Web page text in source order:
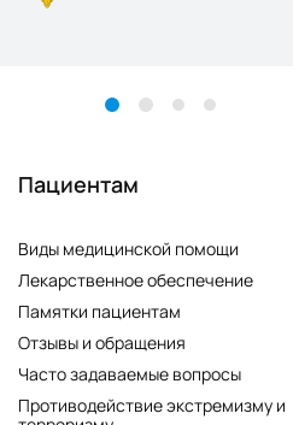
Пациентам
Виды медицинской помощи
Лекарственное обеспечение
Памятки пациентам
Отзывы и обращения
Часто задаваемые вопросы
Противодействие экстремизму и